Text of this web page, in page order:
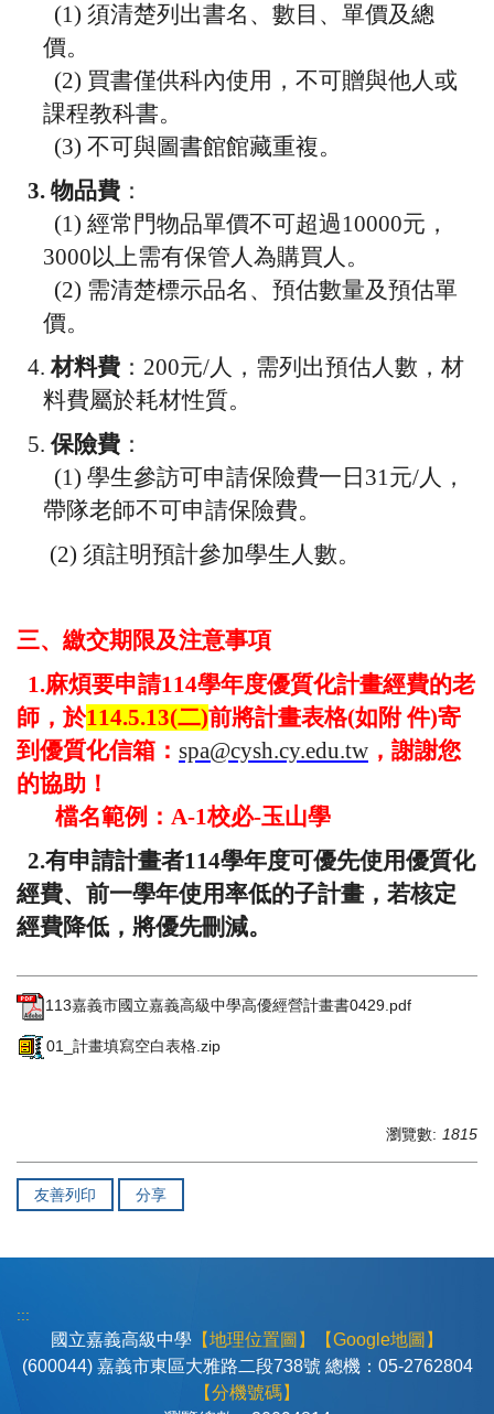
(1) 須清楚列出書名、數目、單價及總
價。
(2) 買書僅供科內使用，不可贈與他人或
課程教科書。
(3) 不可與圖書館館藏重複。
3. 物品費 ：
(1) 經常門物品單價不可超過10000元，
3000以上需有保管人為購買人。
(2) 需清楚標示品名、預估數量及預估單
價。
4.材料費 ： 200元/人，需列出預估人數，材
料費屬於耗材性質。
5.保險費 ：
(1) 學生參訪可申請保險費一日 31元/人，
帶隊老師不可申請保險費。
(2) 須註明預計參加學生人數。
三、繳交期限及注意事項
1.麻煩要申請114學年度優質化計畫經費的老
師，於114.5.13(二)前將計畫表格(如附 件)寄
到優質化信箱： spa@cysh.cy.edu.tw ，謝謝您
的協助！
檔名範例： A-1校必-玉山學
2.有申請計畫者114學年度可優先使用優質化
經費、前一學年使用率低的子計畫， 若核定
經費降低，將優先刪減。
113嘉義市國立嘉義高級中學高優經營計畫書0429.pdf
01_計畫填寫空白表格.zip
瀏覽數: 1815
友善列印 分享
:::
國立嘉義高級中學 【地理位置圖】
【Google地圖】
(600044) 嘉義市東區大雅路二段738號 總機：05-2762804
【分機號碼】